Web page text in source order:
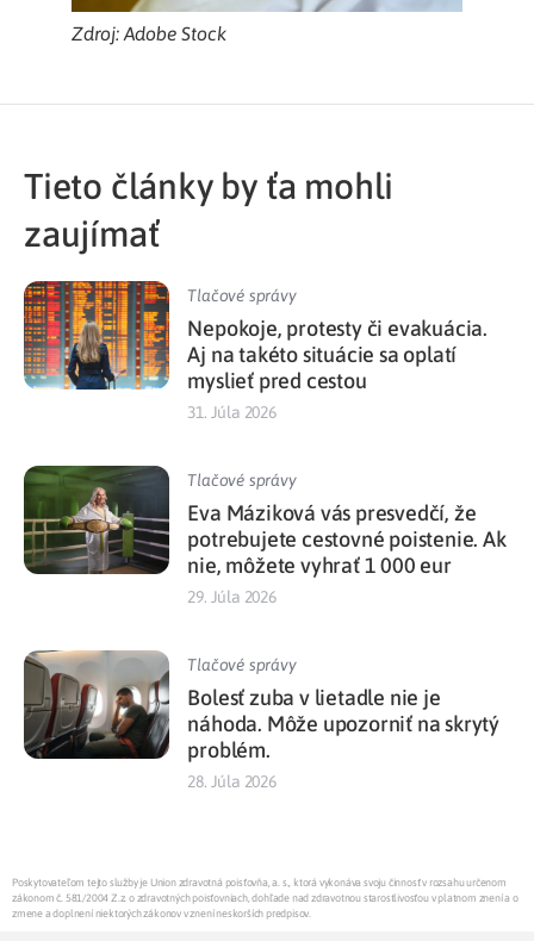
Zdroj: Adobe Stock
Tieto články by ťa mohli
zaujímať
Tlačové správy
Nepokoje, protesty či evakuácia.
Aj na takéto situácie sa oplatí
myslieť pred cestou
31. Júla 2026
Tlačové správy
Eva Máziková vás presvedčí, že
potrebujete cestovné poistenie. Ak
nie, môžete vyhrať 1 000 eur
29. Júla 2026
Tlačové správy
Bolesť zuba v lietadle nie je
náhoda. Môže upozorniť na skrytý
problém.
28. Júla 2026
Poskytovateľom tejto služby je Union zdravotná poisťovňa, a. s., ktorá vykonáva svoju činnosť v rozsahu určenom
zákonom č. 581/2004 Z.z. o zdravotných poisťovniach, dohľade nad zdravotnou starostlivosťou v platnom znení a o
zmene a doplnení niektorých zákonov v znení neskorších predpisov.